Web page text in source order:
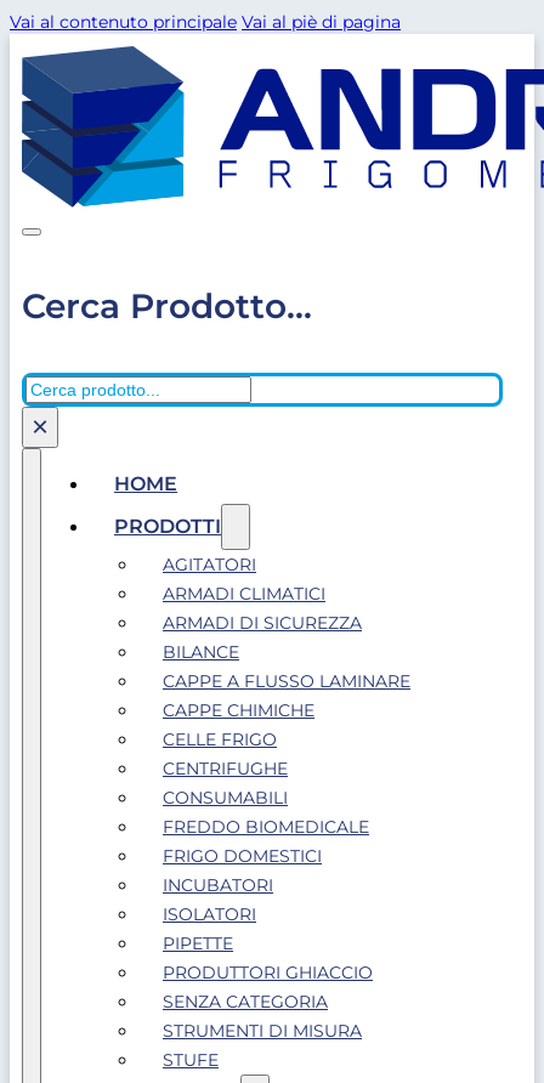
Vai al contenuto principale Vai al piè di pagina
Cerca Prodotto...
Cerca
×
HOME
PRODOTTI
AGITATORI
ARMADI CLIMATICI
ARMADI DI SICUREZZA
BILANCE
CAPPE A FLUSSO LAMINARE
CAPPE CHIMICHE
CELLE FRIGO
CENTRIFUGHE
CONSUMABILI
FREDDO BIOMEDICALE
FRIGO DOMESTICI
INCUBATORI
ISOLATORI
PIPETTE
PRODUTTORI GHIACCIO
SENZA CATEGORIA
STRUMENTI DI MISURA
STUFE